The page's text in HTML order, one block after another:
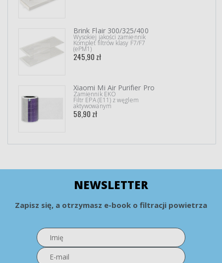
Brink Flair 300/325/400
Wysokiej jakości zamiennik
Komplet filtrów klasy F7/F7
(ePM1)
245,90 zł
Xiaomi Mi Air Purifier Pro
Zamiennik EKO
Filtr EPA (E11) z węglem
aktywowanym
58,90 zł
NEWSLETTER
Zapisz się, a otrzymasz e-book o filtracji powietrza